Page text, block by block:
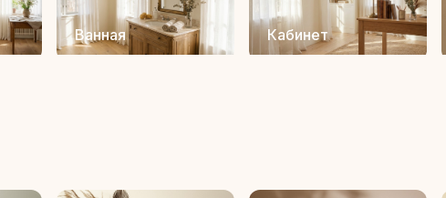
Ванная Кабинет